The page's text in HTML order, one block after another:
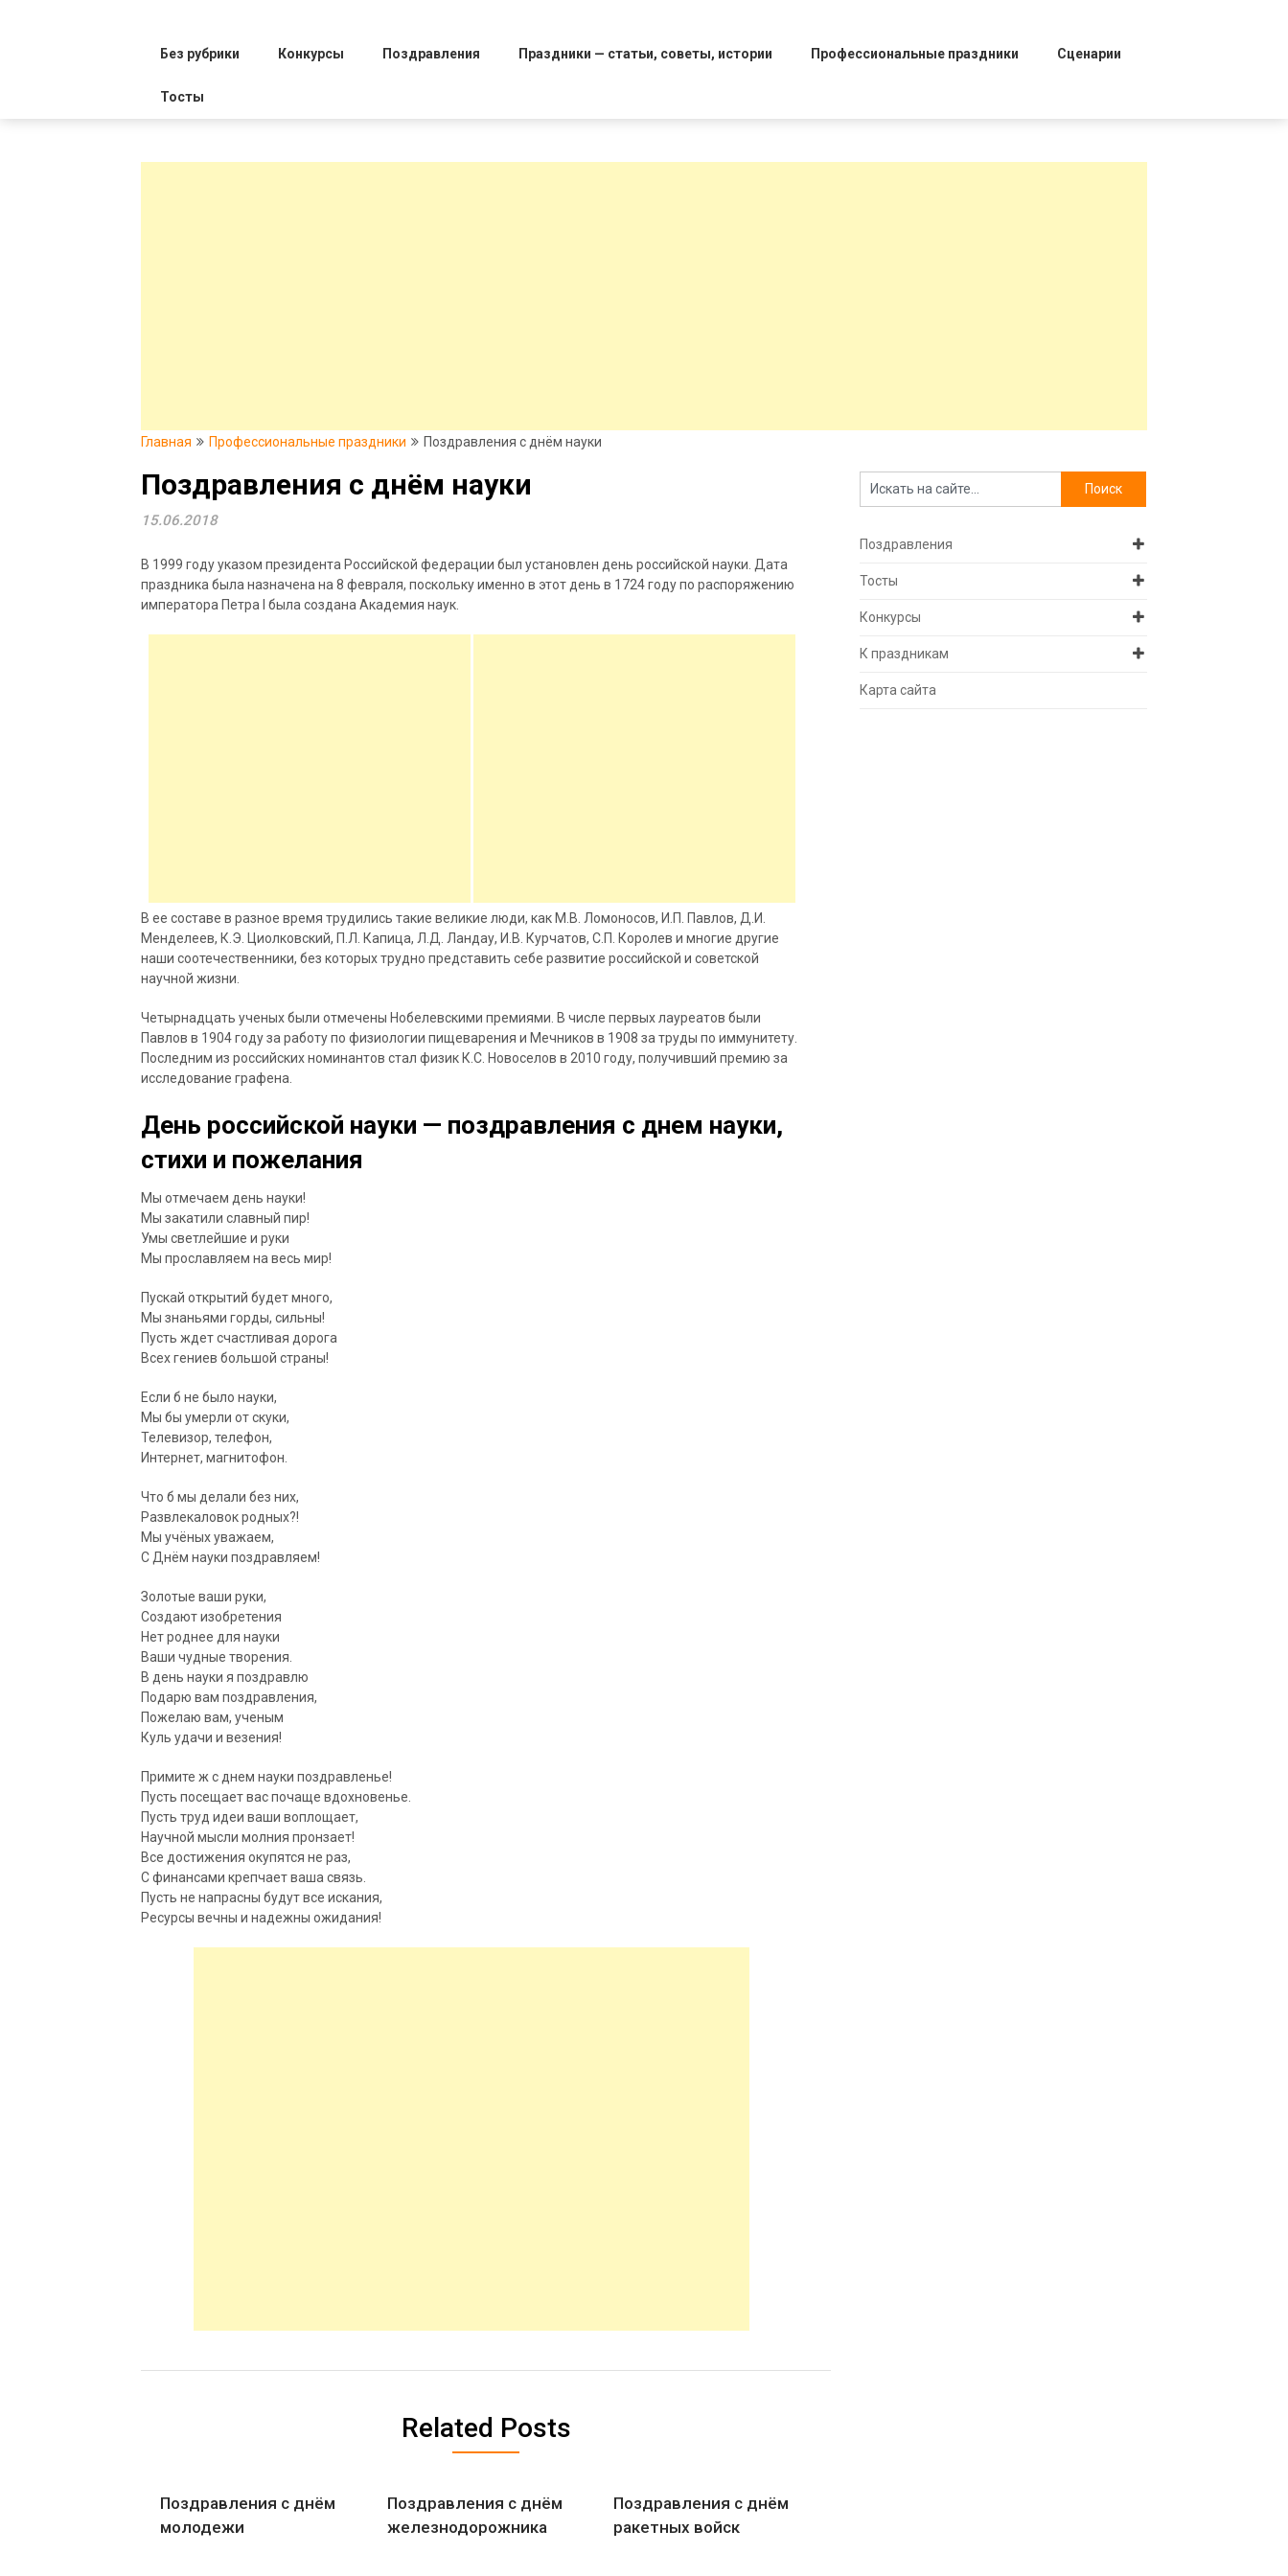
Без рубрики Конкурсы Поздравления Праздники — статьи, советы, истории Профессиональные праздники Сценарии
Тосты
Главная Профессиональные праздники Поздравления с днём науки
Поздравления с днём науки
15.06.2018
В 1999 году указом президента Российской федерации был установлен день российской науки. Дата
праздника была назначена на 8 февраля, поскольку именно в этот день в 1724 году по распоряжению
императора Петра I была создана Академия наук.
В ее составе в разное время трудились такие великие люди, как М.В. Ломоносов, И.П. Павлов, Д.И.
Менделеев, К.Э. Циолковский, П.Л. Капица, Л.Д. Ландау, И.В. Курчатов, С.П. Королев и многие другие
наши соотечественники, без которых трудно представить себе развитие российской и советской
научной жизни.
Четырнадцать ученых были отмечены Нобелевскими премиями. В числе первых лауреатов были
Павлов в 1904 году за работу по физиологии пищеварения и Мечников в 1908 за труды по иммунитету.
Последним из российских номинантов стал физик К.С. Новоселов в 2010 году, получивший премию за
исследование графена.
День российской науки — поздравления с днем науки,
стихи и пожелания
Мы отмечаем день науки!
Мы закатили славный пир!
Умы светлейшие и руки
Мы прославляем на весь мир!
Пускай открытий будет много,
Мы знаньями горды, сильны!
Пусть ждет счастливая дорога
Всех гениев большой страны!
Если б не было науки,
Мы бы умерли от скуки,
Телевизор, телефон,
Интернет, магнитофон.
Что б мы делали без них,
Развлекаловок родных?!
Мы учёных уважаем,
С Днём науки поздравляем!
Золотые ваши руки,
Создают изобретения
Нет роднее для науки
Ваши чудные творения.
В день науки я поздравлю
Подарю вам поздравления,
Пожелаю вам, ученым
Куль удачи и везения!
Примите ж с днем науки поздравленье!
Пусть посещает вас почаще вдохновенье.
Пусть труд идеи ваши воплощает,
Научной мысли молния пронзает!
Все достижения окупятся не раз,
С финансами крепчает ваша связь.
Пусть не напрасны будут все искания,
Ресурсы вечны и надежны ожидания!
Related Posts
Поздравления с днём
молодежи
Поздравления с днём
железнодорожника
Поздравления с днём
ракетных войск
Поздравления
Тосты
Конкурсы
К праздникам
Карта сайта